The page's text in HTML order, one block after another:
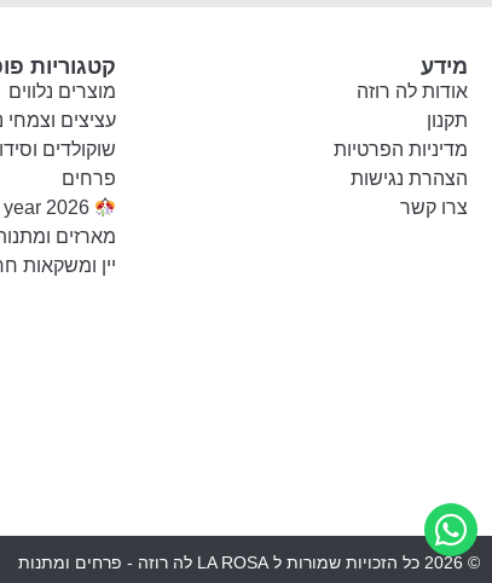
מידע
אודות לה רוזה
תקנון
מדיניות הפרטיות
הצהרת נגישות
צרו קשר
קטגוריות
מוצרים נלווים
עציצים וצמחי
שוקולדים
פרחים
Happy new year 2026
מארזים
יין ומשקאות
© 2026 כל הזכויות שמורות ל LA ROSA לה רוזה - פרחים ומתנות